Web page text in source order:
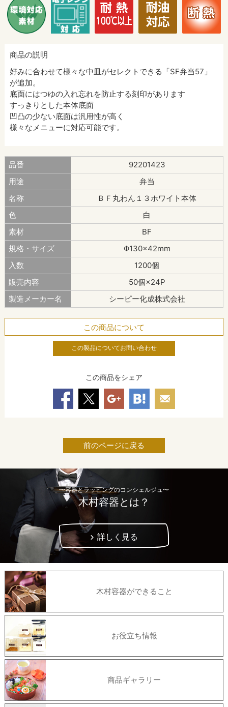
商品の説明
好みに合わせて様々な中皿がセレクトできる「SF弁当57」
が追加。
底面にはつゆの入れ忘れを防止する刻印があります
すっきりとした本体底面
凹凸の少ない底面は汎用性が高く
様々なメニューに対応可能です。
品番
92201423
用途
弁当
名称
ＢＦ丸わん１３ホワイト本体
色
白
素材
BF
規格・サイズ
Φ130×42mm
入数
1200個
販売内容
50個×24P
製造メーカー名
シーピー化成株式会社
この商品について
この製品についてお問い合わせ
この商品をシェア
前のページに戻る
〜容器とラッピングのコンシェルジュ〜
木村容器とは？
詳しく見る
木村容器ができること
お役立ち情報
商品ギャラリー